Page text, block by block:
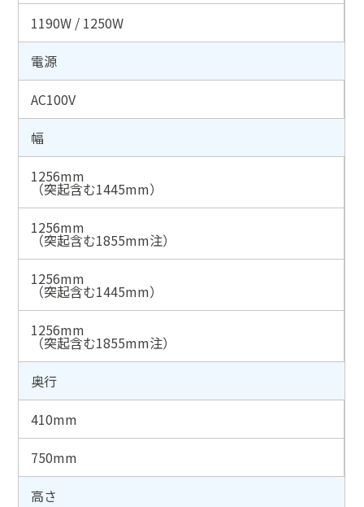
1190W / 1250W
電源
AC100V
幅
1256mm
（突起含む1445mm）
1256mm
（突起含む1855mm注）
1256mm
（突起含む1445mm）
1256mm
（突起含む1855mm注）
奥行
410mm
750mm
高さ